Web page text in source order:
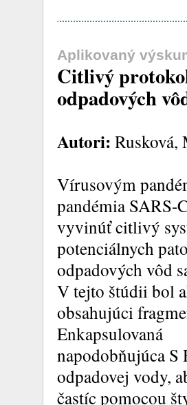
Aplikovaný
Citlivý
odpadových
Autori: Rusková,
Vírusovým
pandémia SARS-
vyvinúť citlivý
potenciálnych
odpadových vôd
V tejto štúdii bol
obsahujúci
Enkapsulovaná
napodobňujúca S
odpadovej vody,
častíc pomocou